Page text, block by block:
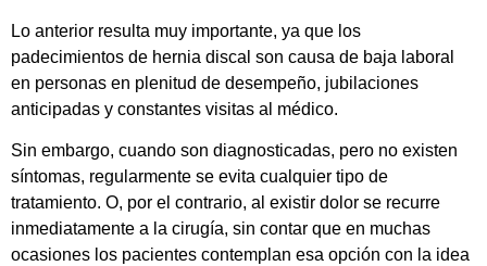
Lo anterior resulta muy importante, ya que los
padecimientos de hernia discal son causa de baja laboral
en personas en plenitud de desempeño, jubilaciones
anticipadas y constantes visitas al médico.
Sin embargo, cuando son diagnosticadas, pero no existen
síntomas, regularmente se evita cualquier tipo de
tratamiento. O, por el contrario, al existir dolor se recurre
inmediatamente a la cirugía, sin contar que en muchas
ocasiones los pacientes contemplan esa opción con la idea